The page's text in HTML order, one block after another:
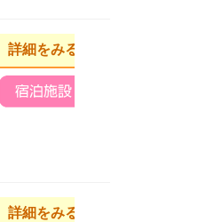
詳細をみる
詳細をみる